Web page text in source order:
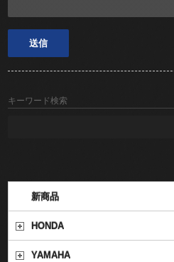
キーワード検索
新商品
HONDA
YAMAHA